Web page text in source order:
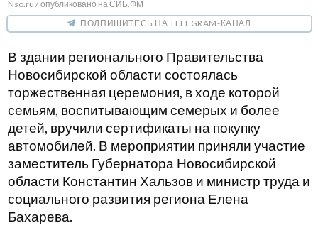
Nso.ru / опубликовано на СИБ.ФМ
ПОДПИШИТЕСЬ НА TELEGRAM-КАНАЛ
В здании регионального Правительства
Новосибирской области состоялась
торжественная церемония, в ходе которой
семьям, воспитывающим семерых и более
детей, вручили сертификаты на покупку
автомобилей. В мероприятии приняли участие
заместитель Губернатора Новосибирской
области Константин Хальзов и министр труда и
социального развития региона Елена
Бахарева.